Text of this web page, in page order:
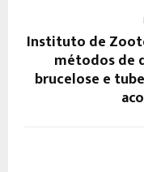
Instituto de
métodos de
brucelose e